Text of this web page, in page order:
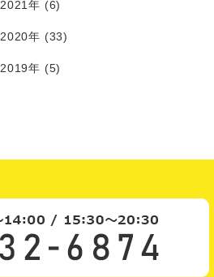
2021年 (6)
2020年 (33)
2019年 (5)